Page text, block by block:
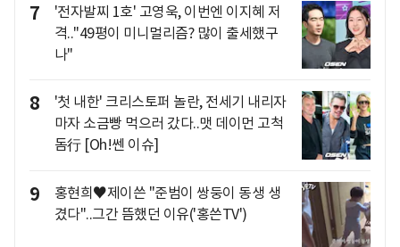
7
'전자발찌 1호' 고영욱, 이번엔 이지혜 저
격.."49평이 미니멀리즘? 많이 출세했구
나"
8
'첫 내한' 크리스토퍼 놀란, 전세기 내리자
마자 소금빵 먹으러 갔다..맷 데이먼 고척
돔行 [Oh!쎈 이슈]
9
홍현희♥제이쓴 "준범이 쌍둥이 동생 생
겼다"..그간 뜸했던 이유('홍쓴TV')